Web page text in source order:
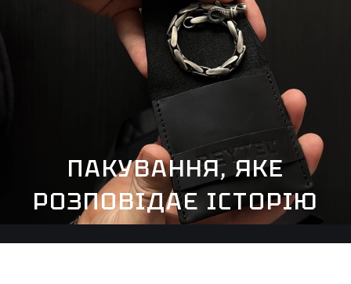
ПАКУВАННЯ, ЯКЕ
РОЗПОВІДАЄ ІСТОРІЮ